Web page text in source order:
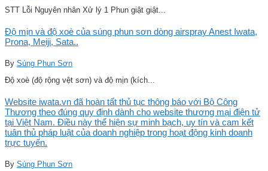
STT Lỗi Nguyên nhân Xử lý 1 Phun giật giật...
Độ mịn và độ xoè của súng phun sơn dòng airspray Anest Iwata,
Prona, Meiji, Sata..
By Súng Phun Sơn
Độ xoè (độ rộng vệt sơn) và độ mịn (kích...
Website iwata.vn đã hoàn tất thủ tục thông báo với Bộ Công
Thương theo đúng quy định dành cho website thương mại điện tử
tại Việt Nam. Điều này thể hiện sự minh bạch, uy tín và cam kết
tuân thủ pháp luật của doanh nghiệp trong hoạt động kinh doanh
trực tuyến.
By Súng Phun Sơn